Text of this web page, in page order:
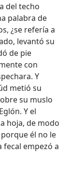
del techo
palabra de
¿se refería a
levantó su
de pie
con
Y
metió su
su muslo
Y el
hoja, de modo
él no le
fecal empezó a